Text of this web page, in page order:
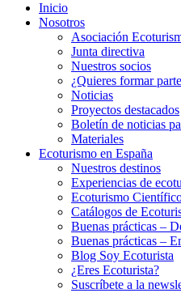
Inicio
Nosotros
Asociación
Junta directiva
Nuestros socios
¿Quieres formar
Noticias
Proyectos destacados
Boletín de noticias
Materiales
Ecoturismo en España
Nuestros destinos
Experiencias de
Ecoturismo
Catálogos de
Buenas prácticas –
Buenas prácticas –
Blog Soy Ecoturista
¿Eres Ecoturista?
Suscríbete a la